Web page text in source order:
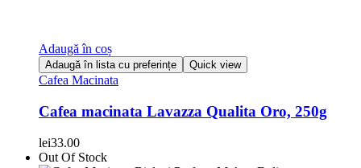
Adaugă în coș
Adaugă în lista cu preferințe Quick view
Cafea Macinata
Cafea macinata Lavazza Qualita Oro, 250g
lei33.00
Out Of Stock